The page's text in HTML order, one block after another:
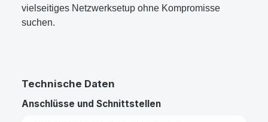
vielseitiges Netzwerksetup ohne Kompromisse
suchen.
Technische Daten
Anschlüsse und Schnittstellen